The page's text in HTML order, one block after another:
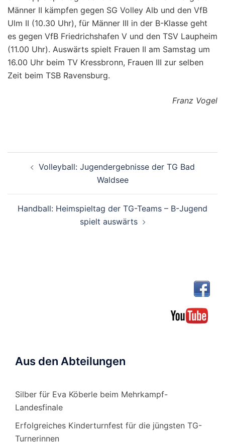
Männer II kämpfen gegen SG Volley Alb und den VfB
Ulm II (10.30 Uhr), für Männer III in der B-Klasse geht
es gegen VfB Friedrichshafen V und den TSV Laupheim
(11.00 Uhr). Auswärts spielt Frauen II am Samstag um
16.00 Uhr beim TV Kressbronn, Frauen III zur selben
Zeit beim TSB Ravensburg.
Franz Vogel
Volleyball: Jugendergebnisse der TG Bad
Waldsee
Handball: Heimspieltag der TG-Teams – B-Jugend
spielt auswärts
Aus den Abteilungen
Silber für Eva Köberle beim Mehrkampf-
Landesfinale
Erfolgreiches Kinderturnfest für die jüngsten TG-
Turnerinnen